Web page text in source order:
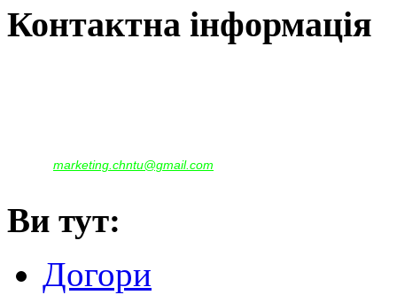
Контактна інформація
marketing.chntu@gmail.com
Ви тут:
Догори